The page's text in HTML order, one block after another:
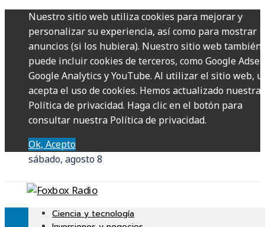
Nuestro sitio web utiliza cookies para mejorar y
personalizar su experiencia, así como para mostrar
anuncios (si los hubiera). Nuestro sitio web también
puede incluir cookies de terceros, como Google
Google Analytics y YouTube. Al utilizar el sitio web,
acepta el uso de cookies. Hemos actualizado nuestra
Política de privacidad. Haga clic en el botón para
consultar nuestra Política de privacidad.
Ok, Acepto
sábado, agosto 8
Ciencia y tecnología